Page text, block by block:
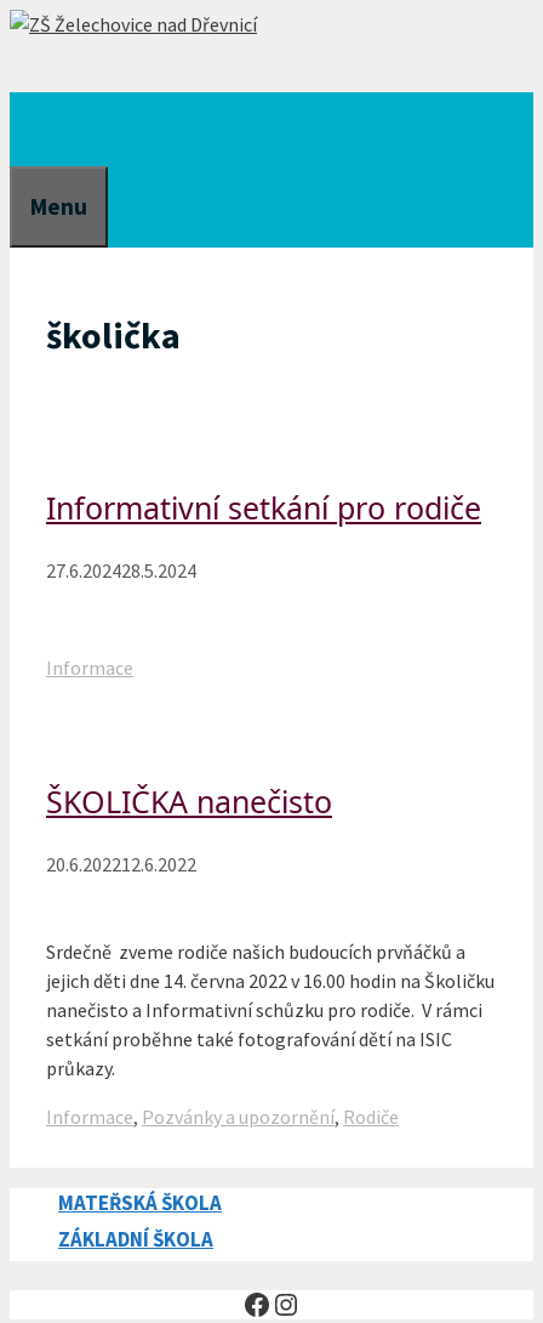
Přeskočit
Menu
školička
Informativní setkání pro rodiče
27.6.202428.5.2024
Rubriky
Informace
ŠKOLIČKA nanečisto
20.6.202212.6.2022
Srdečně zveme rodiče našich budoucích prvňáčků a
jejich děti dne 14. června 2022 v 16.00 hodin na Školičku
nanečisto a Informativní schůzku pro rodiče. V rámci
setkání proběhne také fotografování dětí na ISIC
průkazy.
Rubriky
Informace, Pozvánky a upozornění, Rodiče
MATEŘSKÁ ŠKOLA
ZÁKLADNÍ ŠKOLA
Facebook
Instagram